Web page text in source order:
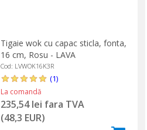
Tigaie wok cu capac sticla, fonta,
16 cm, Rosu - LAVA
Cod: LVWOK16K3R
(1)
La comandă
235,54 lei fara TVA
(48,3 EUR)